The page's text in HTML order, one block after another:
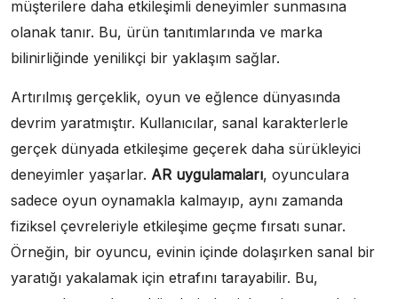
müşterilere daha etkileşimli deneyimler sunmasına
olanak tanır. Bu, ürün tanıtımlarında ve marka
bilinirliğinde yenilikçi bir yaklaşım sağlar.
Artırılmış gerçeklik, oyun ve eğlence dünyasında
devrim yaratmıştır. Kullanıcılar, sanal karakterlerle
gerçek dünyada etkileşime geçerek daha sürükleyici
deneyimler yaşarlar. AR uygulamaları, oyunculara
sadece oyun oynamakla kalmayıp, aynı zamanda
fiziksel çevreleriyle etkileşime geçme fırsatı sunar.
Örneğin, bir oyuncu, evinin içinde dolaşırken sanal bir
yaratığı yakalamak için etrafını tarayabilir. Bu,